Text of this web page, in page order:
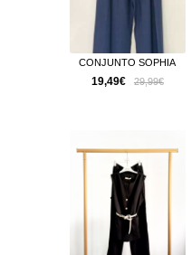
CONJUNTO SOPHIA
19,49€ 29,99€